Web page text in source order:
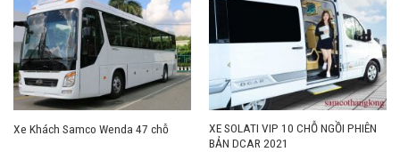
Xe Khách Samco Wenda 47 chỗ
XE SOLATI VIP 10 CHỖ NGỒI PHIÊN
BẢN DCAR 2021